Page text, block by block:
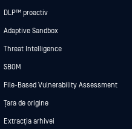
DLP™ proactiv
Adaptive Sandbox
Threat Intelligence
SBOM
File-Based Vulnerability Assessment
Țara de origine
Extracția arhivei